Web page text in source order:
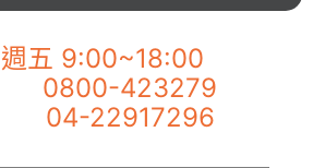
五 9:00~18:00
0800-423279
04-22917296